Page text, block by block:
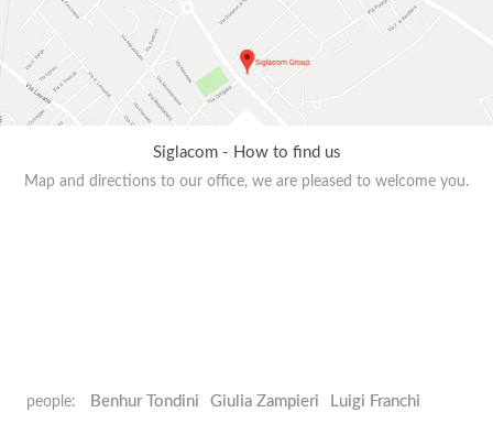
Siglacom - How to find us
Map and directions to our office, we are pleased to welcome you.
people: Benhur Tondini Giulia Zampieri Luigi Franchi